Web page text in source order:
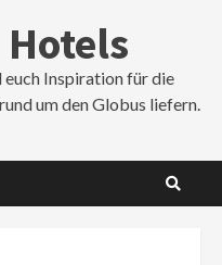
Inspiration für die
um den Globus liefern.